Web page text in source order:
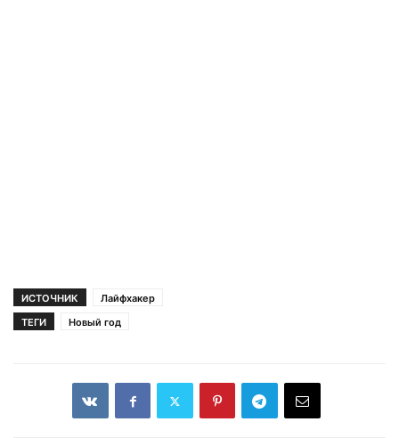
ИСТОЧНИК
Лайфхакер
ТЕГИ
Новый год